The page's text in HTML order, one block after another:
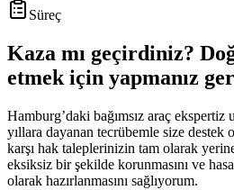
Süreç
Kaza mı geçirdiniz?
etmek için yapmanız
Hamburg’daki bağımsız araç ekspertiz
yıllara dayanan tecrübemle size
karşı hak taleplerinizin tam olarak
eksiksiz bir şekilde korunmasını ve
olarak hazırlanmasını sağlıyorum.